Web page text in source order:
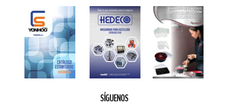
SÍGUENOS